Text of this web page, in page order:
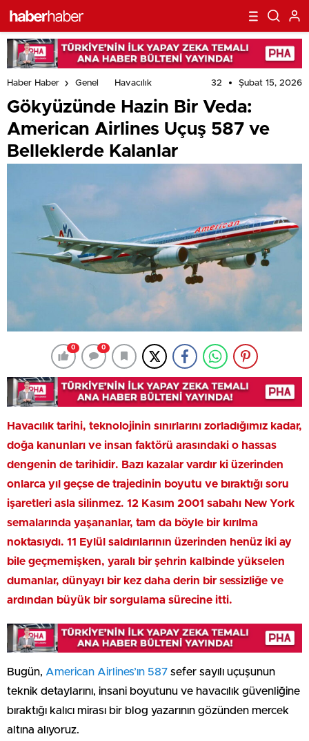
Haber Haber Genel Havacılık 32 Şubat 15, 2026
Gökyüzünde Hazin Bir Veda:
American Airlines Uçuş 587 ve
Belleklerde Kalanlar
0 0
Havacılık tarihi, teknolojinin sınırlarını zorladığımız kadar,
doğa kanunları ve insan faktörü arasındaki o hassas
dengenin de tarihidir. Bazı kazalar vardır ki üzerinden
onlarca yıl geçse de trajedinin boyutu ve bıraktığı soru
işaretleri asla silinmez. 12 Kasım 2001 sabahı New York
semalarında yaşananlar, tam da böyle bir kırılma
noktasıydı. 11 Eylül saldırılarının üzerinden henüz iki ay
bile geçmemişken, yaralı bir şehrin kalbinde yükselen
dumanlar, dünyayı bir kez daha derin bir sessizliğe ve
ardından büyük bir sorgulama sürecine itti.
Bugün, American Airlines’ın 587 sefer sayılı uçuşunun
teknik detaylarını, insani boyutunu ve havacılık güvenliğine
bıraktığı kalıcı mirası bir blog yazarının gözünden mercek
altına alıyoruz.